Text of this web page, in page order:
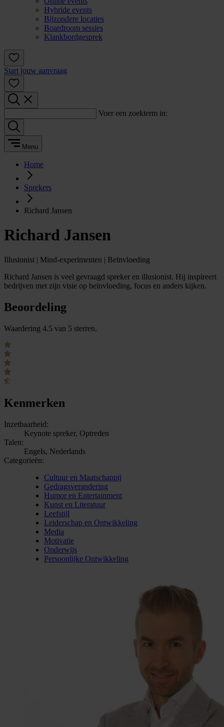
Hybride events
Bijzondere locaties
Boardroom sessies
Klankbordgesprek
Start jouw aanvraag
Voer een zoekterm in:
Menu
Home
Sprekers
Richard Jansen
Richard Jansen
Illusionist | Mind-experimenten | Beïnvloeding
Richard Jansen is veel gevraagd spreker en illusionist. Hij inspireert
bedrijven met zijn visie op beïnvloeding, focus en anders kijken.
Beoordeling
Waardering 4.5 van 5 sterren.
Kenmerken
Inzetbaarheid:
Keynote spreker, Optreden
Talen:
Engels, Nederlands
Categorieën:
Cultuur en Maatschappij
Gedragsverandering
Humor en Entertainment
Kunst en Literatuur
Leefstijl
Leiderschap en Ontwikkeling
Media
Motivatie
Onderwijs
Persoonlijke Ontwikkeling